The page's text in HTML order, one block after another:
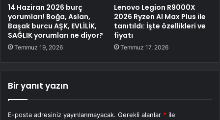
14 Haziran 2026 burç
yorumları! Boğa, Aslan,
Başak burcu AŞK, EVLİLİK,
SAĞLIK yorumları ne diyor?
Temmuz 19, 2026
Lenovo Legion R9000X
2026 Ryzen AI Max Plus ile
tanıtıldı: İşte özellikleri ve
fiyatı
Temmuz 17, 2026
Bir yanıt yazın
E-posta adresiniz yayınlanmayacak. Gerekli alanlar * ile